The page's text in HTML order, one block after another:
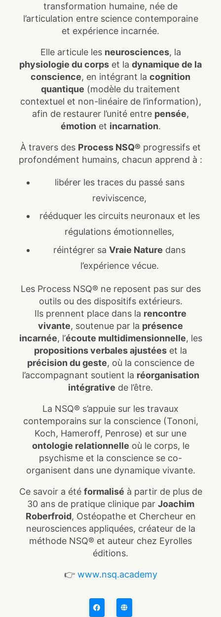
transformation humaine, née de
l’articulation entre science contemporaine
et expérience incarnée.
Elle articule les neurosciences, la
physiologie du corps et la dynamique de la
conscience, en intégrant la cognition
quantique (modèle du traitement
contextuel et non-linéaire de l’information),
afin de restaurer l’unité entre pensée,
émotion et incarnation.
À travers des Process NSQ® progressifs et
profondément humains, chacun apprend à :
libérer les traces du passé sans
reviviscence,
rééduquer les circuits neuronaux et les
régulations émotionnelles,
réintégrer sa Vraie Nature dans
l’expérience vécue.
Les Process NSQ® ne reposent pas sur des
outils ou des dispositifs extérieurs.
Ils prennent place dans la rencontre
vivante, soutenue par la présence
incarnée, l’écoute multidimensionnelle, les
propositions verbales ajustées et la
précision du geste, où la conscience de
l’accompagnant soutient la réorganisation
intégrative de l’être.
La NSQ® s’appuie sur les travaux
contemporains sur la conscience (Tononi,
Koch, Hameroff, Penrose) et sur une
ontologie relationnelle où le corps, le
psychisme et la conscience se co-
organisent dans une dynamique vivante.
Ce savoir a été formalisé à partir de plus de
30 ans de pratique clinique par Joachim
Roberfroid, Ostéopathe et Chercheur en
neurosciences appliquées, créateur de la
méthode NSQ® et auteur chez Eyrolles
éditions.
👉 www.nsq.academy